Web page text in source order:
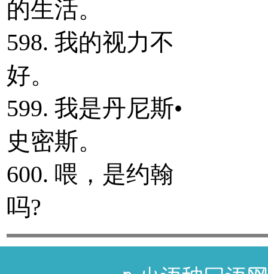
的生活。
598. 我的视力不
好。
599. 我是丹尼斯•
史密斯。
600. 喂，是约翰
吗?